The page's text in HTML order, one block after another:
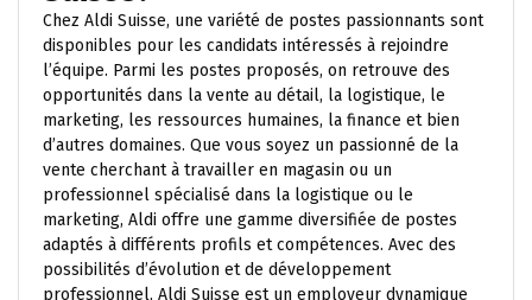
Chez Aldi Suisse, une variété de postes passionnants sont
disponibles pour les candidats intéressés à rejoindre
l’équipe. Parmi les postes proposés, on retrouve des
opportunités dans la vente au détail, la logistique, le
marketing, les ressources humaines, la finance et bien
d’autres domaines. Que vous soyez un passionné de la
vente cherchant à travailler en magasin ou un
professionnel spécialisé dans la logistique ou le
marketing, Aldi offre une gamme diversifiée de postes
adaptés à différents profils et compétences. Avec des
possibilités d’évolution et de développement
professionnel, Aldi Suisse est un employeur dynamique